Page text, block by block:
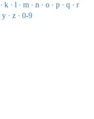
· k· l · m· n · o· p· q · r
y· z· 0-9